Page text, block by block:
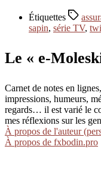
Étiquettes
sapin, série TV,
Le « e-
Carnet de notes en
impressions, humeurs,
regards… il est varié le
mes réflexions sur les
À propos de l'auteur
À propos de fxbodin.pro